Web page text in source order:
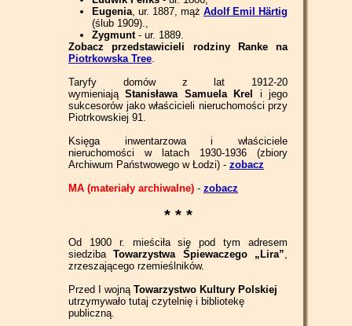
Eugenia, ur. 1887, mąż Adolf Emil Härtig
(ślub 1909).,
Zygmunt- ur. 1889.
Zobacz przedstawicieli rodziny Ranke na
Piotrkowska Tree.
Taryfy domów z lat 1912-20
wymieniająStanisława Samuela Krel
i jego
sukcesorów jako właścicieli nieruchomości przy
Piotrkowskiej 91.
Księga inwentarzowa i właściciele
nieruchomości w latach 1930-1936 (zbiory
Archiwum Państwowego w Łodzi) - zobacz
MA (materiały archiwalne) - zobacz
* * *
Od 1900 r. mieściła się pod tym adresem
siedzibaTowarzystwa Śpiewaczego „Lira”,
zrzeszającego rzemieślników.
Przed I wojną Towarzystwo Kultury Polskiej
utrzymywało tutaj czytelnię i bibliotekę
publiczną.